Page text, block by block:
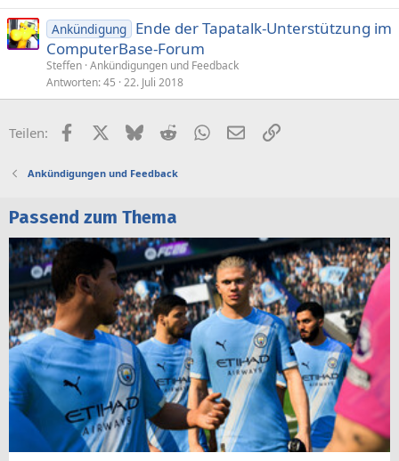
Ankündigung Ende der Tapatalk-Unterstützung im
ComputerBase-Forum
Steffen Ankündigungen und Feedback
Antworten 45 22. Juli 2018
Teilen: FacebookX (Twitter)
BlueskyRedditWhatsApp
E-MailLink
Ankündigungen und Feedback
Passend zum Thema